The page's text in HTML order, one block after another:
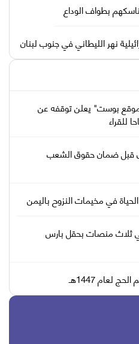
بطواف الوداع
نهر الليطاني في جنوب لبنان
بوست" يعلن توقفه عن
للقراء
قبل ضمان حقوق الشعب
في مخيمات النزوح باليمن
في ثلاث منصات بحقل بارس
لعام 1447هـ